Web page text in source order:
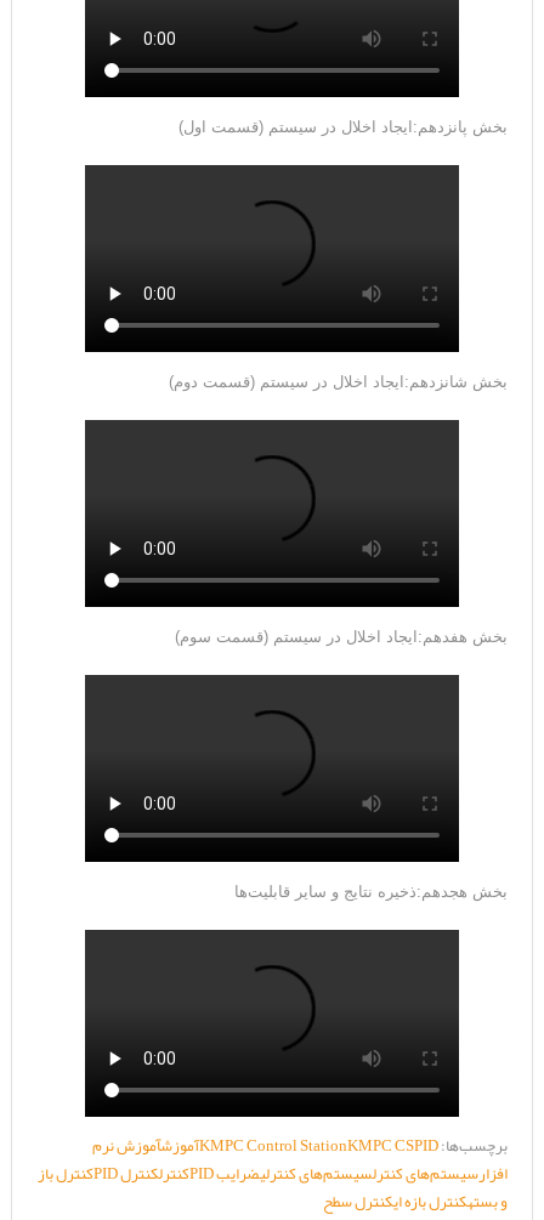
بخش پانزدهم:ایجاد اخلال در سیستم (قسمت اول)
بخش شانزدهم:ایجاد اخلال در سیستم (قسمت دوم)
بخش هفدهم:ایجاد اخلال در سیستم (قسمت سوم)
بخش هجدهم:ذخیره نتایج و سایر قابلیت‌ها
برچسب‌ها: KMPC Control StationKMPC CSPID آموزشآموزش نرم
افزارسیستم‌های کنترلسیستم‌های کنترلیضرایب PID کنترلکنترل PID
کنترل باز
و بستهکنترل بازه ایکنترل سطح